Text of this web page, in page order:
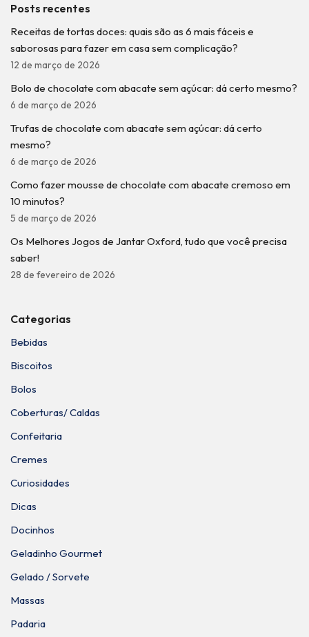
Posts recentes
Receitas de tortas doces: quais são as 6 mais fáceis e
saborosas para fazer em casa sem complicação?
12 de março de 2026
Bolo de chocolate com abacate sem açúcar: dá certo mesmo?
6 de março de 2026
Trufas de chocolate com abacate sem açúcar: dá certo
mesmo?
6 de março de 2026
Como fazer mousse de chocolate com abacate cremoso em
10 minutos?
5 de março de 2026
Os Melhores Jogos de Jantar Oxford, tudo que você precisa
saber!
28 de fevereiro de 2026
Categorias
Bebidas
Biscoitos
Bolos
Coberturas/ Caldas
Confeitaria
Cremes
Curiosidades
Dicas
Docinhos
Geladinho Gourmet
Gelado / Sorvete
Massas
Padaria